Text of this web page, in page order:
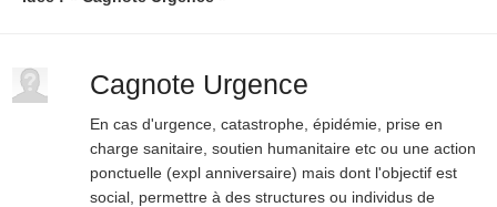
Cagnote Urgence
En cas d'urgence, catastrophe, épidémie, prise en
charge sanitaire, soutien humanitaire etc ou une action
ponctuelle (expl anniversaire) mais dont l'objectif est
social, permettre à des structures ou individus de